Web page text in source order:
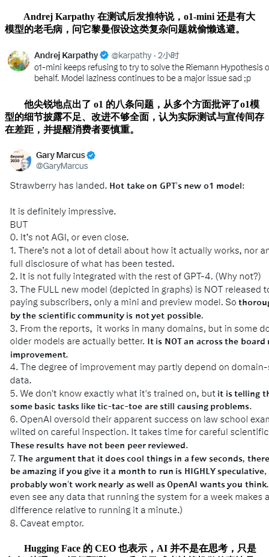
Andrej Karpathy 在测试后发推特说，o1-mini 还是有大
模型的老毛病，问它黎曼假设这类复杂问题就偷懒逃避。
他尖锐地点出了 o1 的八条问题，从多个方面批评了o1模
型的细节披露不足、改进不够全面，认为实际测试与宣传间存
在差距，并提醒消费者要慎重。
Hugging Face 的 CEO 也表示，AI 并不是在思考，只是